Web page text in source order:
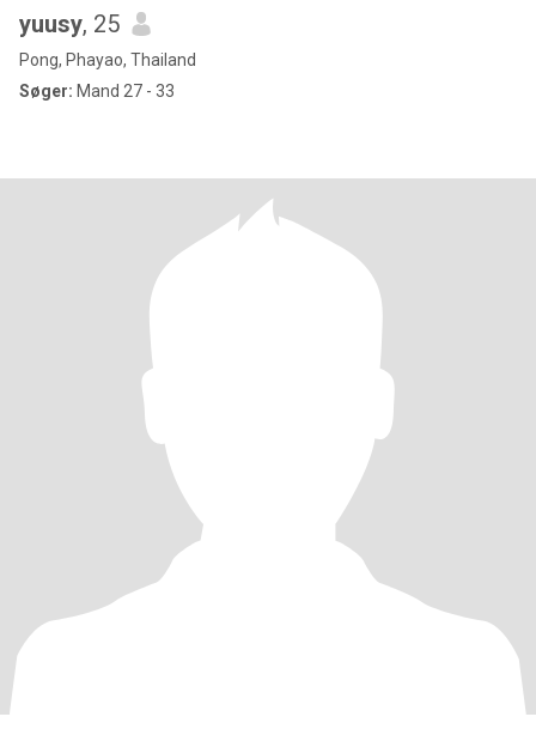
yuusy, 25
Pong, Phayao, Thailand
Søger: Mand 27 - 33